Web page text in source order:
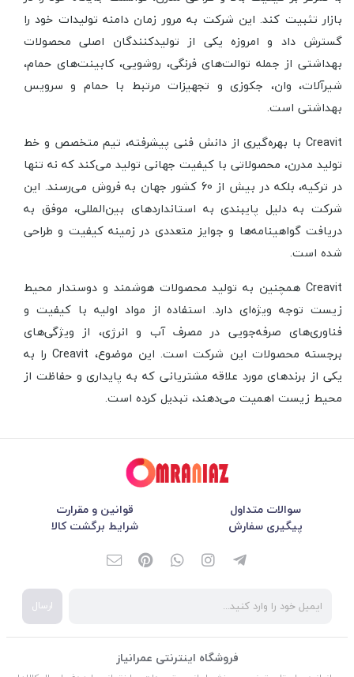
بازار تثبیت کند. این شرکت به مرور زمان دامنه تولیدات خود را
گسترش داد و امروزه یکی از تولیدکنندگان اصلی محصولات
بهداشتی از جمله توالت‌های فرنگی، روشویی، کابینت‌های حمام،
شیرآلات، وان، جکوزی و تجهیزات مرتبط با حمام و سرویس
بهداشتی است.
Creavit با بهره‌گیری از دانش فنی پیشرفته، تیم متخصص و خط
تولید مدرن، محصولاتی با کیفیت جهانی تولید می‌کند که نه تنها
در ترکیه، بلکه در بیش از 60 کشور جهان به فروش می‌رسند. این
شرکت به دلیل پایبندی به استانداردهای بین‌المللی، موفق به
دریافت گواهینامه‌ها و جوایز متعددی در زمینه کیفیت و طراحی
شده است.
Creavit همچنین به تولید محصولات هوشمند و دوستدار محیط
زیست توجه ویژه‌ای دارد. استفاده از مواد اولیه با کیفیت و
فناوری‌های صرفه‌جویی در مصرف آب و انرژی، از ویژگی‌های
برجسته محصولات این شرکت است. این موضوع، Creavit را به
یکی از برندهای مورد علاقه مشتریانی که به پایداری و حفاظت از
محیط زیست اهمیت می‌دهند، تبدیل کرده است.
سوالات متداول
قوانین و مقرارت
پیگیری سفارش
شرایط برگشت کالا
ارسال
فروشگاه اینترنتی عمرانیاز